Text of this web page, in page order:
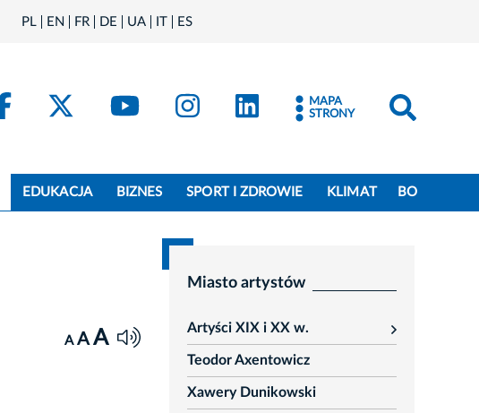
PL EN FR DE UA IT ES
FacebookKraków - X
Kraków - YouTube
Kraków - Instagram
Kraków - LinkedIn
MAPA
STRONY
EDUKACJA BIZNES SPORT I ZDROWIE KLIMAT BO
A A A
Miasto artystów
Artyści XIX i XX w.
rozwiń
Teodor Axentowicz
Xawery Dunikowski